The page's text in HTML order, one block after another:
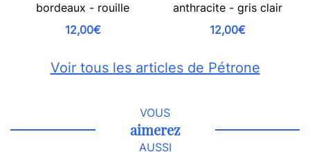
bordeaux - rouille
12,00€
anthracite - gris clair
12,00€
Voir tous les articles de Pétrone
VOUS
aimerez
AUSSI